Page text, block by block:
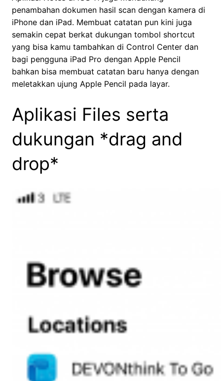
penambahan dokumen hasil scan dengan kamera di
iPhone dan iPad. Membuat catatan pun kini juga
semakin cepat berkat dukungan tombol shortcut
yang bisa kamu tambahkan di Control Center dan
bagi pengguna iPad Pro dengan Apple Pencil
bahkan bisa membuat catatan baru hanya dengan
meletakkan ujung Apple Pencil pada layar.
Aplikasi Files serta
dukungan *drag and
drop*